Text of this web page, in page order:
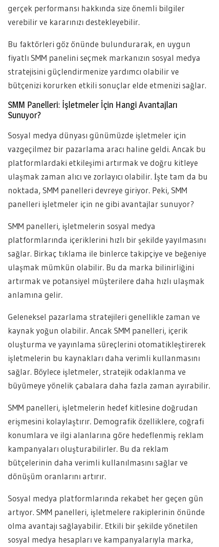
gerçek performansı hakkında size önemli bilgiler
verebilir ve kararınızı destekleyebilir.
Bu faktörleri göz önünde bulundurarak, en uygun
fiyatlı SMM panelini seçmek markanızın sosyal medya
stratejisini güçlendirmenize yardımcı olabilir ve
bütçenizi korurken etkili sonuçlar elde etmenizi sağlar.
SMM Panelleri: İşletmeler İçin Hangi Avantajları
Sunuyor?
Sosyal medya dünyası günümüzde işletmeler için
vazgeçilmez bir pazarlama aracı haline geldi. Ancak bu
platformlardaki etkileşimi artırmak ve doğru kitleye
ulaşmak zaman alıcı ve zorlayıcı olabilir. İşte tam da bu
noktada, SMM panelleri devreye giriyor. Peki, SMM
panelleri işletmeler için ne gibi avantajlar sunuyor?
SMM panelleri, işletmelerin sosyal medya
platformlarında içeriklerini hızlı bir şekilde yayılmasını
sağlar. Birkaç tıklama ile binlerce takipçiye ve beğeniye
ulaşmak mümkün olabilir. Bu da marka bilinirliğini
artırmak ve potansiyel müşterilere daha hızlı ulaşmak
anlamına gelir.
Geleneksel pazarlama stratejileri genellikle zaman ve
kaynak yoğun olabilir. Ancak SMM panelleri, içerik
oluşturma ve yayınlama süreçlerini otomatikleştirerek
işletmelerin bu kaynakları daha verimli kullanmasını
sağlar. Böylece işletmeler, stratejik odaklanma ve
büyümeye yönelik çabalara daha fazla zaman ayırabilir.
SMM panelleri, işletmelerin hedef kitlesine doğrudan
erişmesini kolaylaştırır. Demografik özelliklere, coğrafi
konumlara ve ilgi alanlarına göre hedeflenmiş reklam
kampanyaları oluşturabilirler. Bu da reklam
bütçelerinin daha verimli kullanılmasını sağlar ve
dönüşüm oranlarını artırır.
Sosyal medya platformlarında rekabet her geçen gün
artıyor. SMM panelleri, işletmelere rakiplerinin önünde
olma avantajı sağlayabilir. Etkili bir şekilde yönetilen
sosyal medya hesapları ve kampanyalarıyla marka,